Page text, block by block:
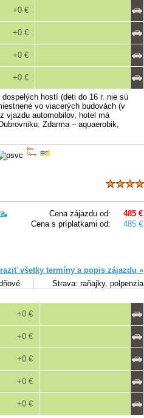
+0 €
+0 €
+0 €
+0 €
hostí (deti do 16 r. nie sú
vo viacerých budovách (v
vjazdu automobilov, hotel má
Zdarma – aquaerobik,
Cena zájazdu od:
485 €
Cena s príplatkami od:
485 €
,
všetky termíny a popis zájazdu »
Strava: raňajky, polpenzia
+0 €
+0 €
+0 €
+0 €
+0 €